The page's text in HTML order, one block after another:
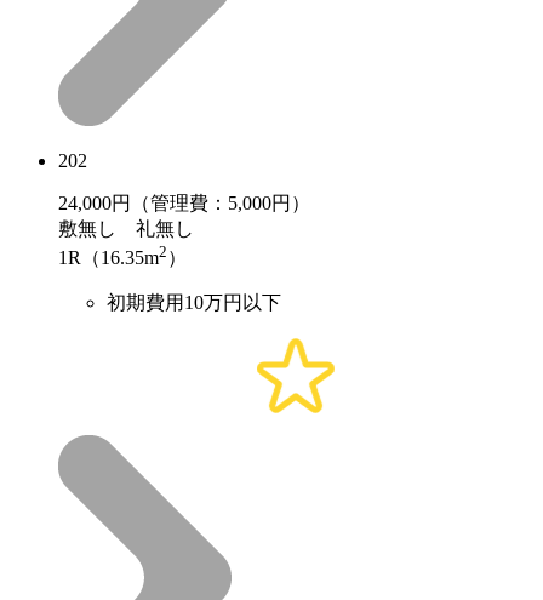
202
24,000円（管理費：5,000円）
敷無し 礼無し
1R（16.35m2 ）
初期費用10万円以下